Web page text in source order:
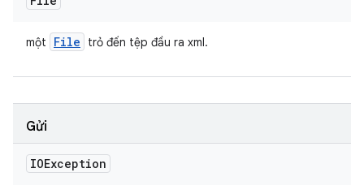
một File trỏ đến tệp đầu ra xml.
Gửi
IOException